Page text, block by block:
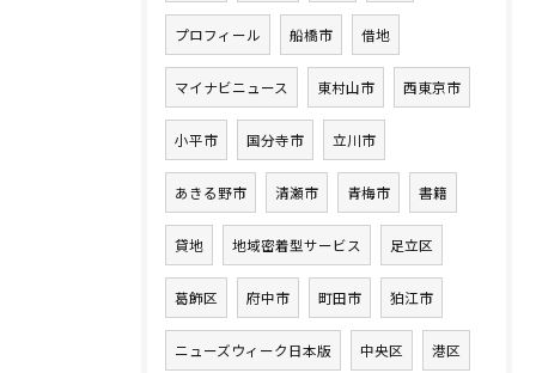
プロフィール 船橋市 借地
マイナビニュース 東村山市 西東京市
小平市 国分寺市 立川市
あきる野市 清瀬市 青梅市 書籍
貸地 地域密着型サービス 足立区
葛飾区 府中市 町田市 狛江市
ニューズウィーク日本版 中央区 港区